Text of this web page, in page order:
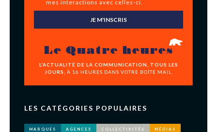
mes interactions avec celles-ci.
JE M'INSCRIS
Le Quatre heures
L’ACTUALITÉ DE LA COMMUNICATION, TOUS LES
JOURS,
À 16 HEURES DANS VOTRE BOÎTE MAIL.
LES CATÉGORIES POPULAIRES
MARQUES AGENCES COLLECTIVITÉS MÉDIAS